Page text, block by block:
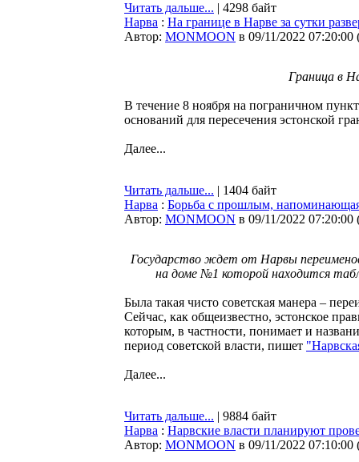
Читать дальше... | 4298 байт
Нарва : На границе в Нарве за сутки
Автор: MONMOON в 09/11/2022 07:20:00
Граница в
В течение 8 ноября на пограничном
оснований для пересечения эстонской
Далее...
Читать дальше... | 1404 байт
Нарва : Борьба с прошлым,
Автор: MONMOON в 09/11/2022 07:20:00
Государство ждет от Нарвы
на доме №1 которой находится
Была такая чисто советская манера –
Сейчас, как общеизвестно, эстонское
которым, в частности, понимает и
период советской власти, пишет
Далее...
Читать дальше... | 9884 байт
Нарва : Нарвские власти планируют
Автор: MONMOON в 09/11/2022 07:10:00